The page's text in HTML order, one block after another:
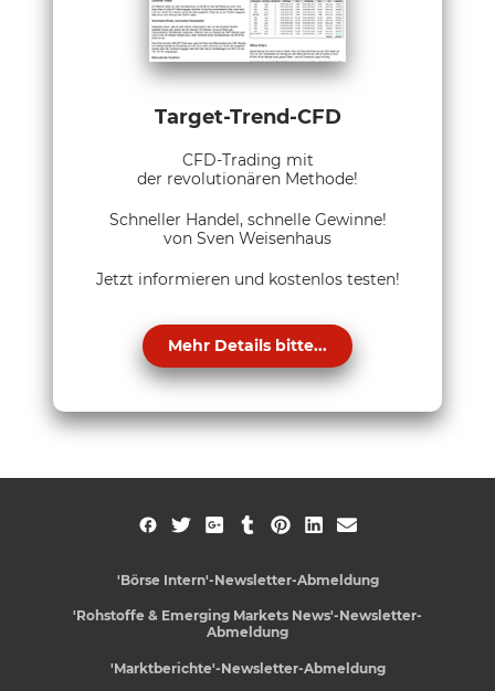
Target-Trend-CFD
CFD-Trading mit
der revolutionären Methode!
Schneller Handel, schnelle Gewinne!
von Sven Weisenhaus
Jetzt informieren und kostenlos testen!
Mehr Details bitte...
'Börse Intern'-Newsletter-Abmeldung
'Rohstoffe & Emerging Markets News'-Newsletter-
Abmeldung
'Marktberichte'-Newsletter-Abmeldung